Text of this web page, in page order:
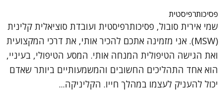
פסיכותרפיסטית
שמי אירית סובול, פסיכותרפיסטית ועובדת סוציאלית קלינית
(MSW). אני מזמינה אתכם להכיר אותי, את דרכי המקצועית
ואת הגישה הטיפולית המנחה אותי. המסע הטיפולי, בעיניי,
הוא אחד התהליכים החשובים והמשמעותיים ביותר שאדם
יכול להעניק לעצמו במהלך חייו. הקליניקה...